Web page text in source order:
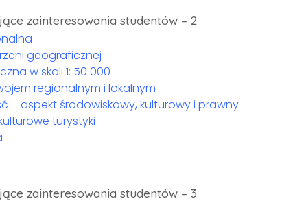
zainteresowania studentów – 2
geograficznej
w skali 1: 50 000
regionalnym i lokalnym
– aspekt środowiskowy, kulturowy i prawny
turystyki
zainteresowania studentów – 3